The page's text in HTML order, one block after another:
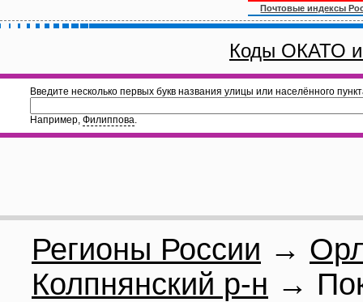
Почтовые индексы
Коды ОКАТО
Введите несколько первых букв названия улицы или населённого
Например, Филиппова.
Регионы России →
Колпнянский р-н →